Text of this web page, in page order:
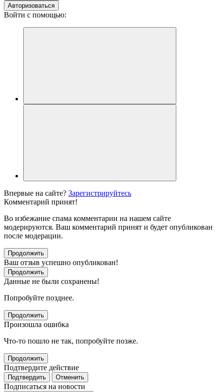
Авторизоваться
Войти с помощью:
Впервые на сайте? Зарегистрируйтесь
Комментарий принят!
Во избежание спама комментарии на нашем сайте
модерируются. Ваш комментарий принят и будет опубликован
после модерации.
Продолжить
Ваш отзыв успешно опубликован!
Продолжить
Данные не были сохранены!
Попробуйте позднее.
Продолжить
Произошла ошибка
Что-то пошло не так, попробуйте позже.
Продолжить
Подтвердите действие
Подтвердить Отменить
Подписаться на новости